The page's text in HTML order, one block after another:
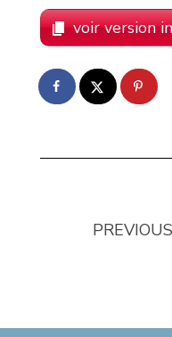
voir version